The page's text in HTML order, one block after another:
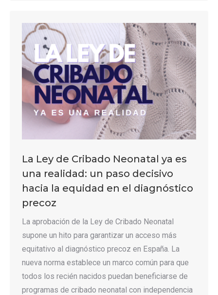
La Ley de Cribado Neonatal ya es
una realidad: un paso decisivo
hacia la equidad en el diagnóstico
precoz
La aprobación de la Ley de Cribado Neonatal
supone un hito para garantizar un acceso más
equitativo al diagnóstico precoz en España. La
nueva norma establece un marco común para que
todos los recién nacidos puedan beneficiarse de
programas de cribado neonatal con independencia